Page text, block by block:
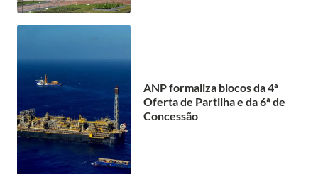
ANP formaliza blocos da 4ª
Oferta de Partilha e da 6ª de
Concessão